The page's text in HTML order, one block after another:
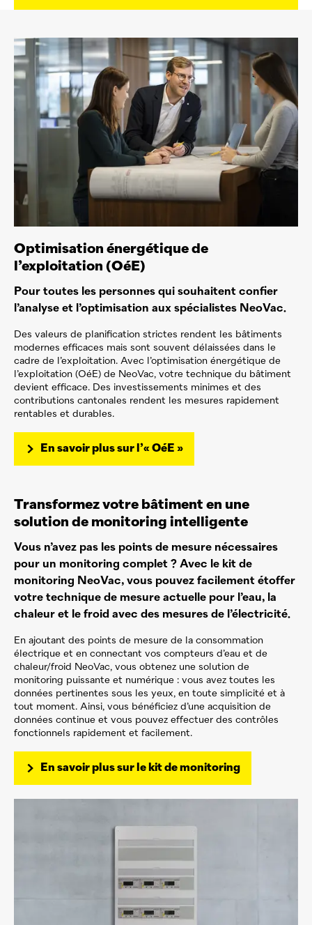
Optimisation énergétique de
l’exploitation (OéE)
Pour toutes les personnes qui souhaitent confier
l’analyse et l’optimisation aux spécialistes NeoVac.
Des valeurs de planification strictes rendent les bâtiments
modernes efficaces mais sont souvent délaissées dans le
cadre de l’exploitation. Avec l’optimisation énergétique de
l’exploitation (OéE) de NeoVac, votre technique du bâtiment
devient efficace. Des investissements minimes et des
contributions cantonales rendent les mesures rapidement
rentables et durables.
En savoir plus sur l’« OéE »
Transformez votre bâtiment en une
solution de monitoring intelligente
Vous n’avez pas les points de mesure nécessaires
pour un monitoring complet ? Avec le kit de
monitoring NeoVac, vous pouvez facilement étoffer
votre technique de mesure actuelle pour l’eau, la
chaleur et le froid avec des mesures de l’électricité.
En ajoutant des points de mesure de la consommation
électrique et en connectant vos compteurs d’eau et de
chaleur/froid NeoVac, vous obtenez une solution de
monitoring puissante et numérique : vous avez toutes les
données pertinentes sous les yeux, en toute simplicité et à
tout moment. Ainsi, vous bénéficiez d’une acquisition de
données continue et vous pouvez effectuer des contrôles
fonctionnels rapidement et facilement.
En savoir plus sur le kit de monitoring